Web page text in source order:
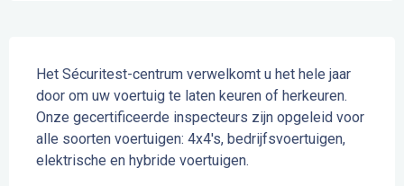
Het Sécuritest-centrum verwelkomt u het hele jaar
door om uw voertuig te laten keuren of herkeuren.
Onze gecertificeerde inspecteurs zijn opgeleid voor
alle soorten voertuigen: 4x4's, bedrijfsvoertuigen,
elektrische en hybride voertuigen.